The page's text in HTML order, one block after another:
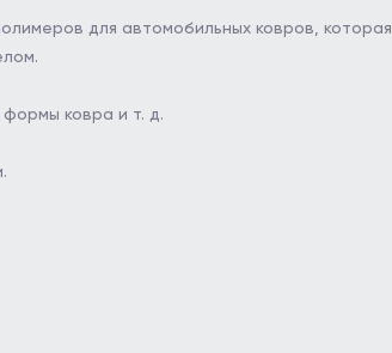
для автомобильных ковров, которая
ковра и т. д.